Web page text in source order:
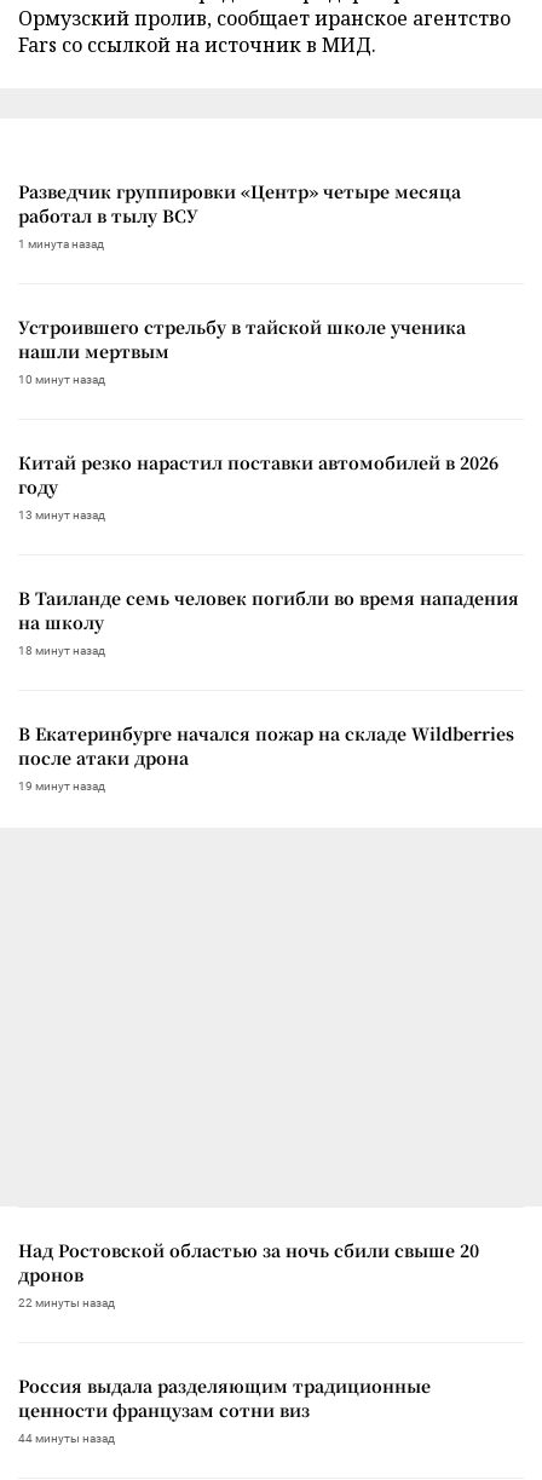
Ормузский пролив, сообщает иранское агентство
Fars со ссылкой на источник в МИД.
Разведчик группировки «Центр» четыре месяца
работал в тылу ВСУ
1 минута назад
Устроившего стрельбу в тайской школе ученика
нашли мертвым
10 минут назад
Китай резко нарастил поставки автомобилей в 2026
году
13 минут назад
В Таиланде семь человек погибли во время нападения
на школу
18 минут назад
В Екатеринбурге начался пожар на складе Wildberries
после атаки дрона
19 минут назад
Над Ростовской областью за ночь сбили свыше 20
дронов
22 минуты назад
Россия выдала разделяющим традиционные
ценности французам сотни виз
44 минуты назад